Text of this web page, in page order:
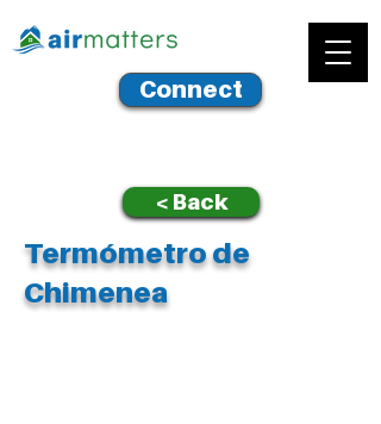
Connect
< Back
Termómetro de
Chimenea